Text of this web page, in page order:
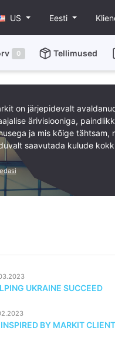
US Eesti
0 Tellimused
on järjepidevalt
ärivisiooniga,
ja mis kõige tähtsam,
saavutada kulude
UKRAINE SUCCEED
BY MARKIT